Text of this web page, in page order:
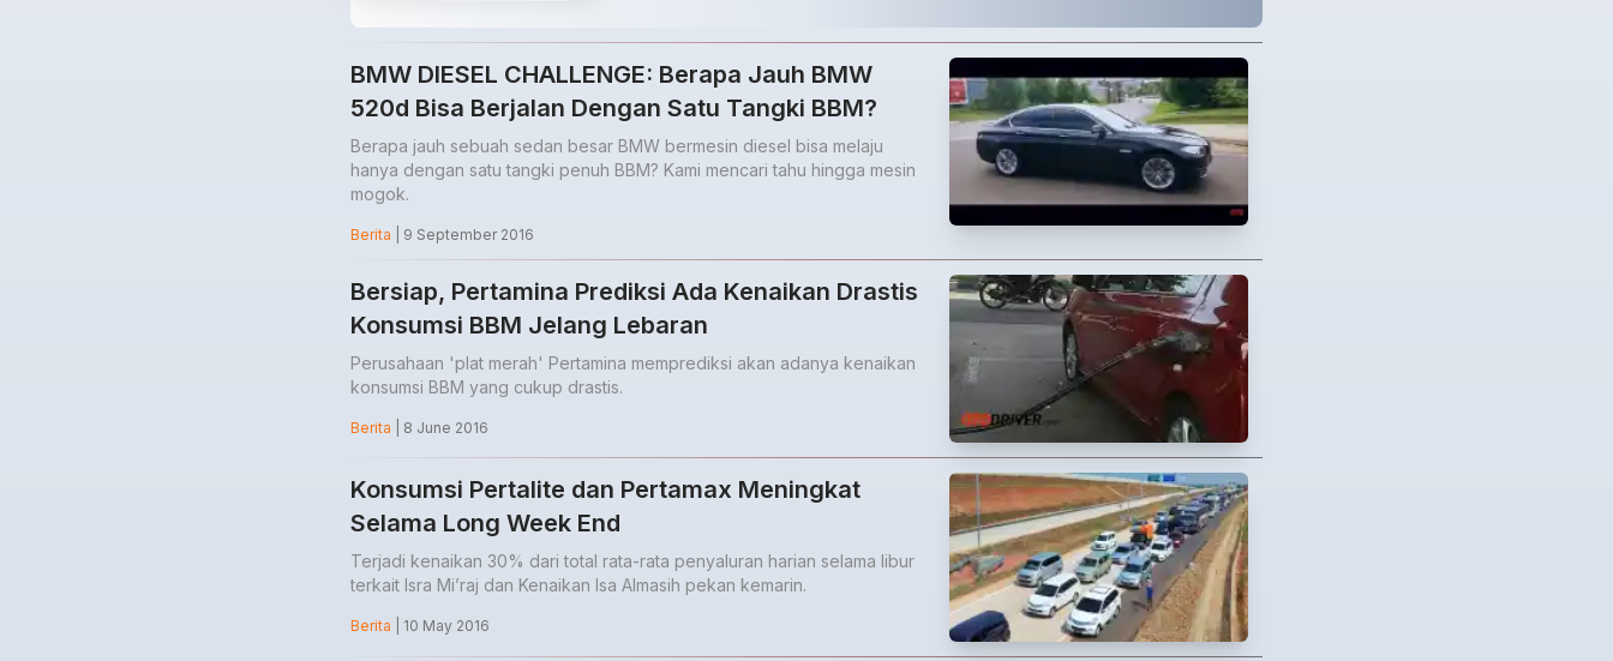
BMW DIESEL CHALLENGE: Berapa Jauh BMW
520d Bisa Berjalan Dengan Satu Tangki BBM?
Berapa jauh sebuah sedan besar BMW bermesin diesel bisa melaju
hanya dengan satu tangki penuh BBM? Kami mencari tahu hingga mesin
mogok.
Berita | 9 September 2016
Bersiap, Pertamina Prediksi Ada Kenaikan Drastis
Konsumsi BBM Jelang Lebaran
Perusahaan 'plat merah' Pertamina memprediksi akan adanya kenaikan
konsumsi BBM yang cukup drastis.
Berita | 8 June 2016
Konsumsi Pertalite dan Pertamax Meningkat
Selama Long Week End
Terjadi kenaikan 30% dari total rata-rata penyaluran harian selama libur
terkait Isra Mi’raj dan Kenaikan Isa Almasih pekan kemarin.
Berita | 10 May 2016